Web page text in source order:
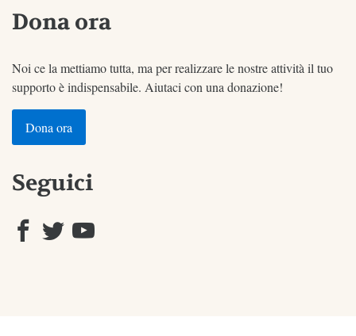
Dona ora
Noi ce la mettiamo tutta, ma per realizzare le nostre attività il tuo
supporto è indispensabile. Aiutaci con una donazione!
Dona ora
Seguici